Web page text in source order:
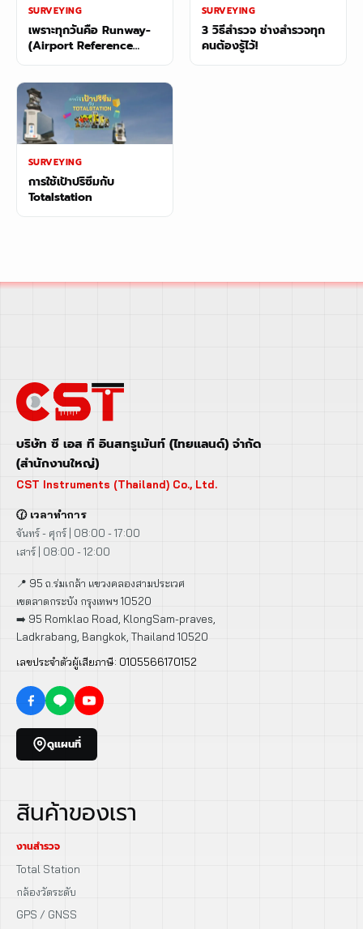
SURVEYING
เพราะทุกวันคือ Runway-
(Airport Reference
Point)
SURVEYING
3 วิธีสำรวจ ช่างสำรวจทุก
คนต้องรู้ไว้!
SURVEYING
การใช้เป้าปริซึมกับ
Totalstation
บริษัท ซี เอส ที อินสทรูเม้นท์ (ไทยแลนด์) จำกัด
(สำนักงานใหญ่)
CST Instruments (Thailand) Co., Ltd.
🕜 เวลาทำการ
จันทร์ - ศุกร์ | 08:00 - 17:00
เสาร์ | 08:00 - 12:00
📍 95 ถ.ร่มเกล้า แขวงคลองสามประเวศ
เขตลาดกระบัง กรุงเทพฯ 10520
➡️ 95 Romklao Road, KlongSam-praves,
Ladkrabang, Bangkok, Thailand 10520
เลขประจำตัวผู้เสียภาษี: 0105566170152
ดูแผนที่
สินค้าของเรา
งานสำรวจ
Total Station
กล้องวัดระดับ
GPS / GNSS